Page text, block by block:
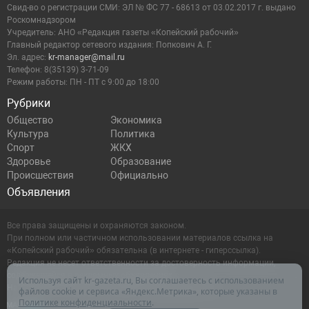
Рубрики
Общество
Экономика
Культура
Политика
Спорт
ЖКХ
Здоровье
Образование
Происшествия
Официально
Объявления
Cвид-во о регистрации СМИ: ЭЛ № ФС 77 - 68613 от 03.02.2017 г. выдано
Роскомнадзором
Учредитель: АНО «Редакция газеты «Копейский рабочий»
Главный редактор сетевого издания: Попкович А. Г.
Эл. адрес: kr-manager@mail.ru
Телефон: 8(35139) 3-71-09
Режим работы: ПН - ПТ с 9:00 до 18:00
Все права защищены и охраняются законом.
При полном или частичном использовании материалов ссылка на
«Копейский рабочий» обязательна (в интернете - гиперссылка).
Редакция не несет ответственности за достоверность информации,
содержащейся в рекламных объявлениях.
Настоящий ресурс может содержать материалы 16+
Используя сайт kr-gazeta.ru, Вы соглашаетесь с использованием
файлов cookie и сервиса «Яндекс.Метрика», которые указаны в
Политике конфиденциальности.